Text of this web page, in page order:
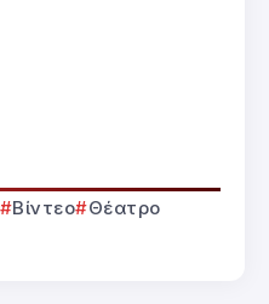
Βίντεο
Θέατρο